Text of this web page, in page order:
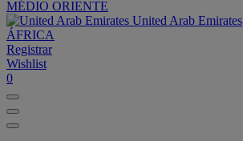
MÉDIO ORIENTE
United Arab Emirates
ÁFRICA
Registrar
Wishlist
0